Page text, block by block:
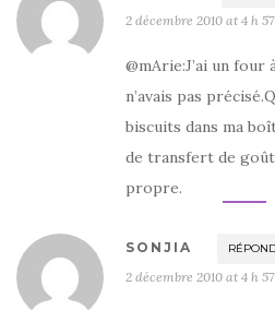
2 décembre 2010 at 4 h
@mArie:J’ai un
n’avais pas
biscuits dans ma
de transfert de
propre.
SONJIA
2 décembre 2010 at 4 h